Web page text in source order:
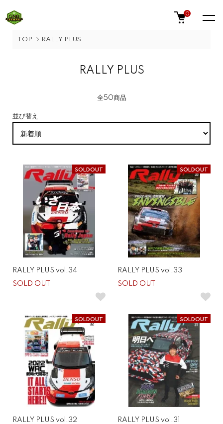
0
TOP RALLY PLUS
RALLY PLUS
全50商品
並び替え
SOLDOUT
RALLY PLUS vol.34
SOLD OUT
SOLDOUT
RALLY PLUS vol.33
SOLD OUT
SOLDOUT
RALLY PLUS vol.32
SOLDOUT
RALLY PLUS vol.31